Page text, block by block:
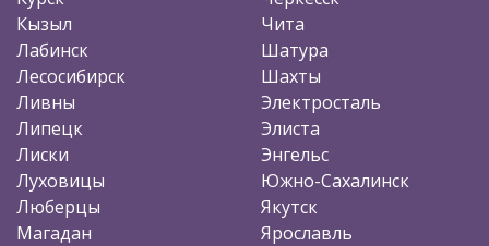
Кызыл
Лабинск
Лесосибирск
Ливны
Липецк
Лиски
Луховицы
Люберцы
Магадан
Чита
Шатура
Шахты
Электросталь
Элиста
Энгельс
Южно-Сахалинск
Якутск
Ярославль